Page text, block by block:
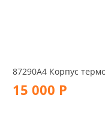
87290A4 Корпус
15 000 Р